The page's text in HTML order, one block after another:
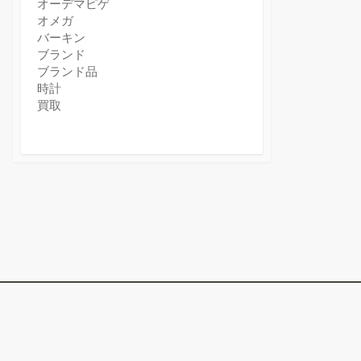
オーデマピゲ
オメガ
バーキン
ブランド
ブランド品
時計
買取